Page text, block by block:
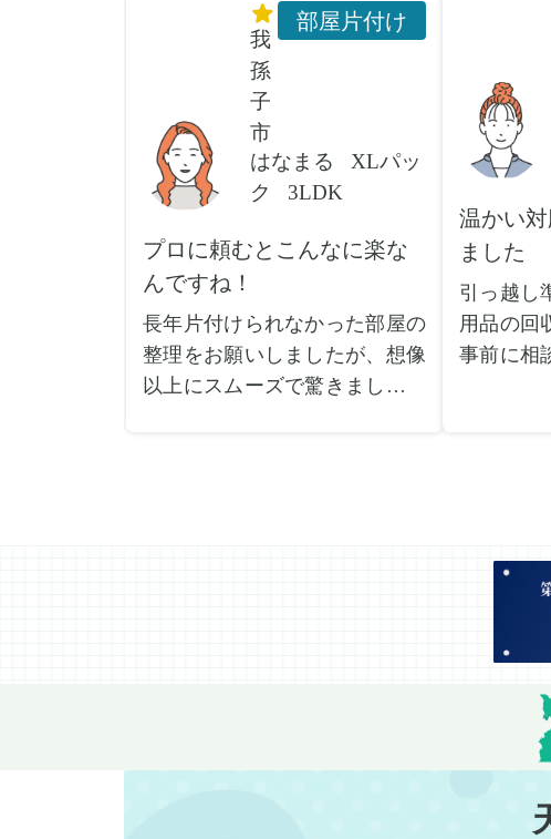
我
孫
子
市
はなまる
XLパッ
ク
3LDK
部屋片付け
プロに頼むとこんなに楽な
んですね！
長年片付けられなかった部屋の
整理をお願いしましたが、想像
以上にスムーズで驚きました。
温かい
ました
引っ越し
用品の回
事前に相
や壊れ
いもの
当日は2
ださり
しっかり
で、こち
業を見守
運び出
けないよ
に片付